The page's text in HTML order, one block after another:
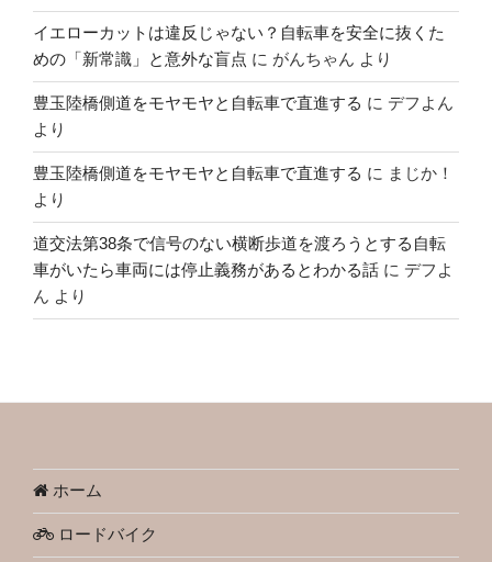
イエローカットは違反じゃない？自転車を安全に抜くた
めの「新常識」と意外な盲点 に がんちゃん より
豊玉陸橋側道をモヤモヤと自転車で直進する に デフよん
より
豊玉陸橋側道をモヤモヤと自転車で直進する に まじか！
より
道交法第38条で信号のない横断歩道を渡ろうとする自転
車がいたら車両には停止義務があるとわかる話 に デフよ
ん より
ホーム
ロードバイク